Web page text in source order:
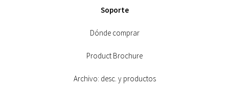
Soporte
Dónde comprar
Product Brochure
Archivo: desc. y productos